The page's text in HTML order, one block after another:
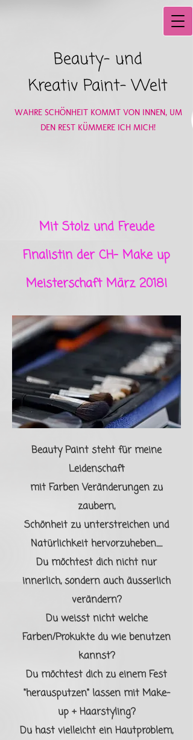
Beauty- und
Kreativ Paint- Welt
WAHRE SCHÖNHEIT KOMMT VON INNEN, UM
DEN REST KÜMMERE ICH M​ICH!
Mit Stolz und Freude
Finalistin der CH- Make up
Meisterschaft März 2018!
Beauty Paint steht für meine
Leidenschaft
mit Farben Veränderungen zu
zaubern,
Schönheit zu unterstreichen und
Natürlichkeit hervorzuheben.....
Du möchtest dich nicht nur
innerlich, sondern auch äusserlich
verändern?
Du weisst nicht welche
Farben/Prokukte du wie benutzen
kannst?
Du möchtest dich zu einem Fest
"herausputzen" lassen mit Make-
up + Haarstyling?
Du hast vielleicht ein Hautproblem,